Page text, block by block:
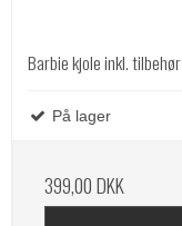
Barbie kjole inkl. tilbehør
På lager
399,00 DKK